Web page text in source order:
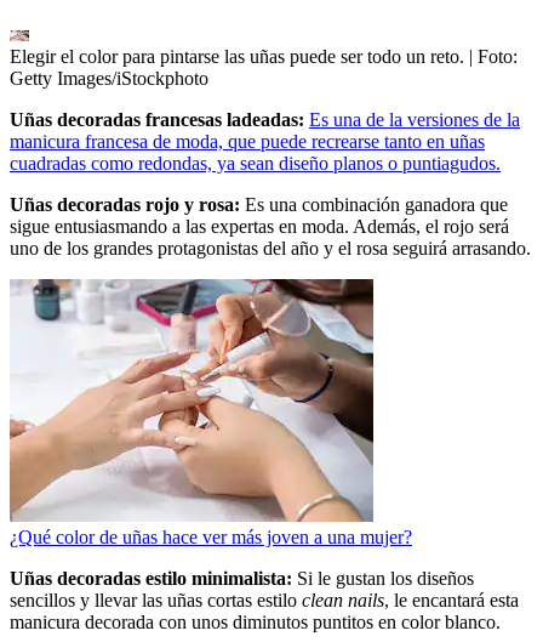
Elegir el color para pintarse las uñas puede ser todo un reto. | Foto:
Getty Images/iStockphoto
Uñas decoradas francesas ladeadas: Es una de la versiones de la
manicura francesa de moda, que puede recrearse tanto en uñas
cuadradas como redondas, ya sean diseño planos o puntiagudos.
Uñas decoradas rojo y rosa: Es una combinación ganadora que
sigue entusiasmando a las expertas en moda. Además, el rojo será
uno de los grandes protagonistas del año y el rosa seguirá arrasando.
¿Qué color de uñas hace ver más joven a una mujer?
Uñas decoradas estilo minimalista: Si le gustan los diseños
sencillos y llevar las uñas cortas estilo clean nails, le encantará esta
manicura decorada con unos diminutos puntitos en color blanco.